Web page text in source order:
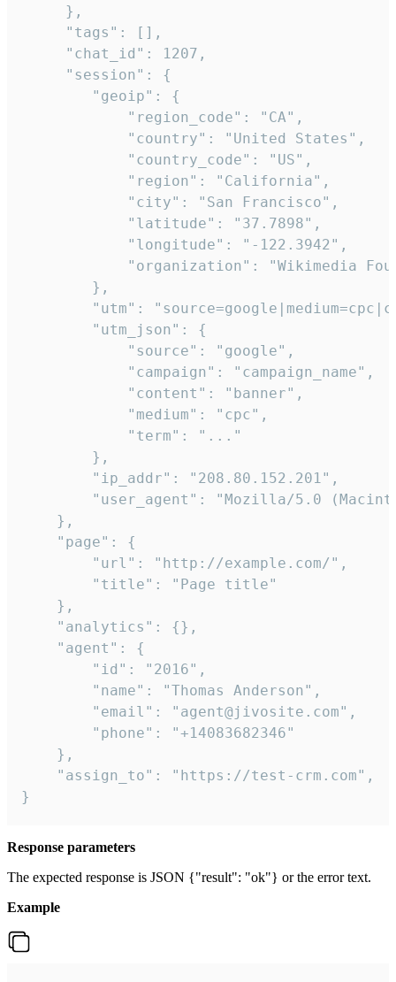
     },
     "tags": [],
     "chat_id": 1207,
     "session": {
        "geoip": {
            "region_code": "CA",
            "country": "United States",
            "country_code": "US",
            "region": "California",
            "city": "San Francisco",
            "latitude": "37.7898",
            "longitude": "-122.3942",
"organization": "Wikimedia
        },
"utm":
        "utm_json": {
            "source": "google",
            "campaign": "campaign_name",
            "content": "banner",
            "medium": "cpc",
            "term": "..."
        },
        "ip_addr": "208.80.152.201",
"user_agent": "Mozilla/5.0
    },
    "page": {
        "url": "http://example.com/",
        "title": "Page title"
    },
    "analytics": {},
    "agent": {
        "id": "2016",
        "name": "Thomas Anderson",
        "email": "agent@jivosite.com",
        "phone": "+14083682346"
    },
    "assign_to": "https://test-crm.com",
}
Response parameters
The expected response is JSON {"result": "ok"} or the error text.
Example